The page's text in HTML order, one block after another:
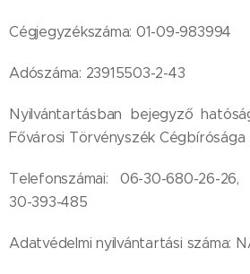
Cégjegyzékszáma: 01-09-983994
Adószáma: 23915503-2-43
Nyilvántartásban bejegyző
Fővárosi Törvényszék Cégbírósága
Telefonszámai: 06-30-680-26-
30-393-485
Adatvédelmi nyilvántartási száma: